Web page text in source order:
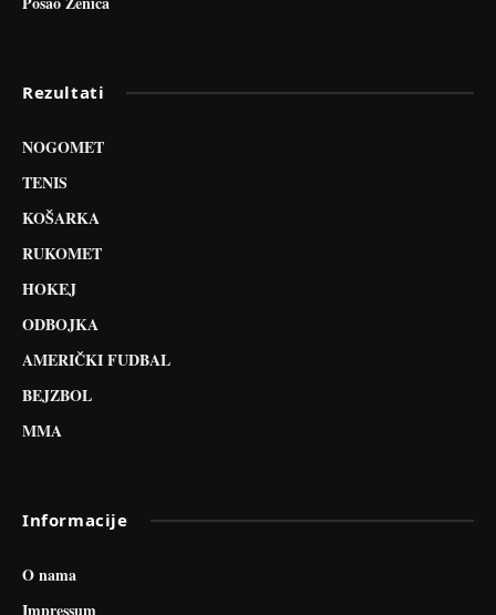
Rezultati
NOGOMET
TENIS
KOŠARKA
RUKOMET
HOKEJ
ODBOJKA
AMERIČKI FUDBAL
BEJZBOL
MMA
Informacije
O nama
Impressum